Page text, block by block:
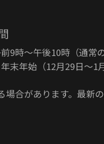
9時〜午後10時（通常の
末年始（12月29日〜1
場合があります。最新の